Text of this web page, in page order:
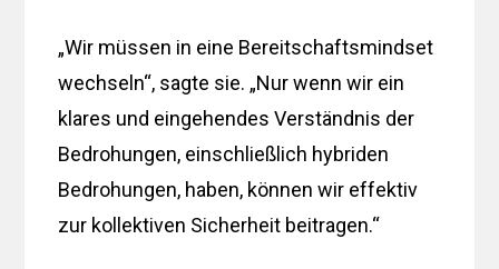
„Wir müssen in eine Bereitschaftsmindset
wechseln“, sagte sie. „Nur wenn wir ein
klares und eingehendes Verständnis der
Bedrohungen, einschließlich hybriden
Bedrohungen, haben, können wir effektiv
zur kollektiven Sicherheit beitragen.“